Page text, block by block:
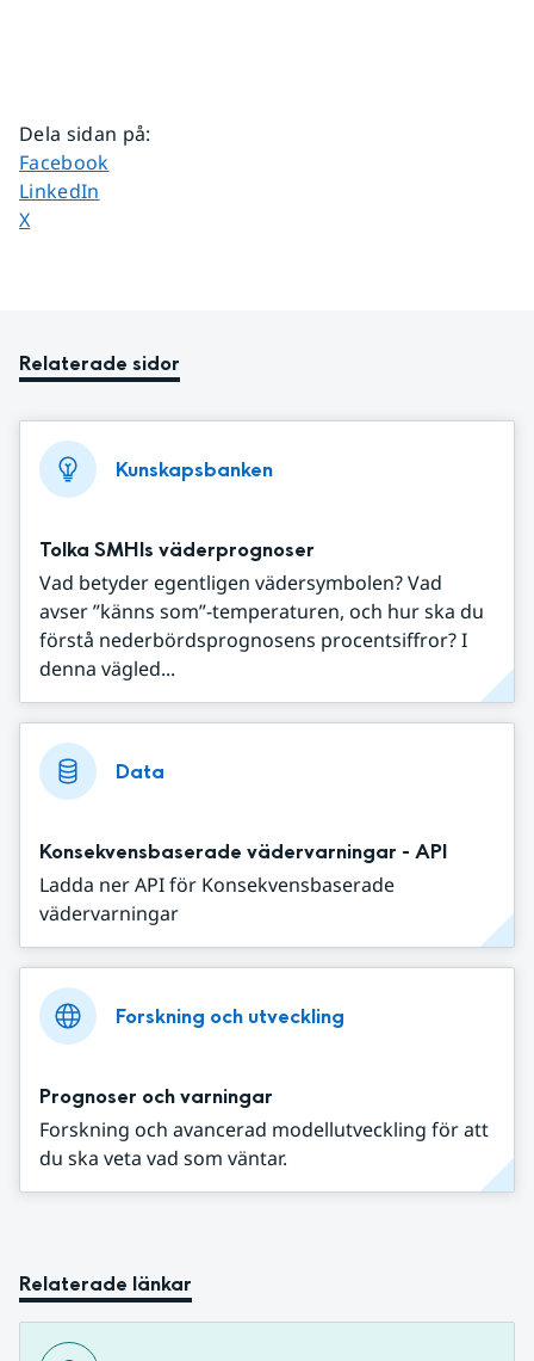
Dela sidan på:
Dela sidan på
Facebook
Dela sidan på
LinkedIn
Dela sidan på
X
Relaterade sidor
Kunskapsbanken
Tolka SMHIs väderprognoser
Vad betyder egentligen vädersymbolen? Vad
avser ”känns som”-temperaturen, och hur ska du
förstå nederbördsprognosens procentsiffror? I
denna vägled...
Data
Konsekvensbaserade vädervarningar - API
Ladda ner API för Konsekvensbaserade
vädervarningar
Forskning och utveckling
Prognoser och varningar
Forskning och avancerad modellutveckling för att
du ska veta vad som väntar.
Relaterade länkar